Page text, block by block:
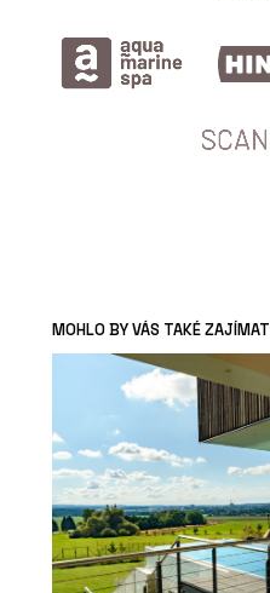
MOHLO BY VÁS TAKÉ ZAJÍMAT